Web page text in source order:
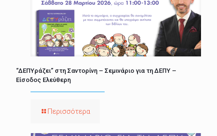
“ΔΕΠΥράζει” στη Σαντορίνη – Σεμινάριο για τη ΔΕΠΥ –
Είσοδος Ελεύθερη
Περισσότερα